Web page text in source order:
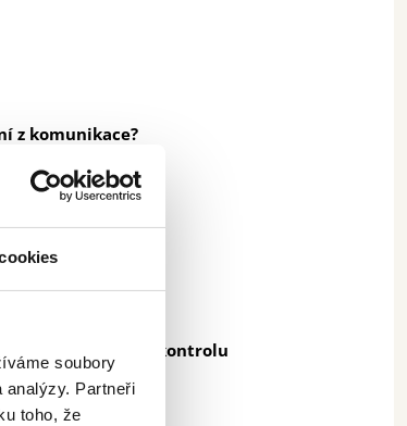
soubory
Partneři
toho, že
z komunikace?
technickou kontrolu